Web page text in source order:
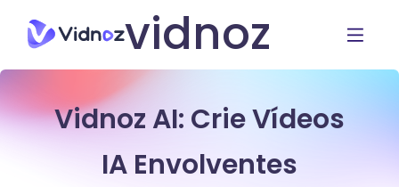
vidnoz
Vidnoz AI: Crie Vídeos
IA Envolventes